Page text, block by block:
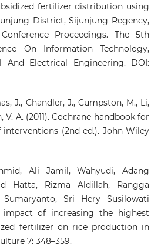
fertilizer distribution using
District, Sijunjung Regency,
Proceedings. The 5th
On Information Technology,
And Electrical Engineering. DOI:
J., Chandler, J., Cumpston, M., Li,
V. A. (2011). Cochrane handbook for
(2nd ed.). John Wiley
Ali Jamil, Wahyudi, Adang
Hatta, Rizma Aldillah, Rangga
Sri Hery Susilowati
of increasing the highest
fertilizer on rice production in
7: 348–359.